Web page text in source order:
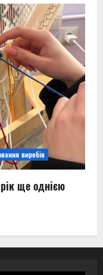
виробів
ще однією